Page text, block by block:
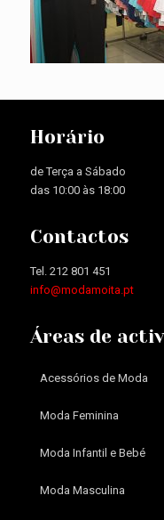
Horário
de Terça a Sábado
das 10:00 às 18:00
Contactos
Tel. 212 801 451
info@modamoita.pt
Áreas de
Acessórios de Moda
Moda Feminina
Moda Infantil e Bebé
Moda Masculina